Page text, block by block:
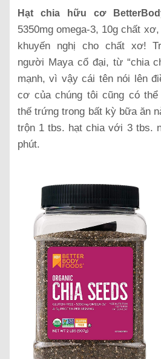
Hạt chia hữu cơ
5350mg omega-3, 10g chất
khuyến nghị cho chất xơ!
người Maya cổ đại, từ “chia
mạnh, vì vậy cái tên nói lên
cơ của chúng tôi cũng có
thế trứng trong bất kỳ bữa ăn
trộn 1 tbs. hạt chia với 3 tbs.
phút.